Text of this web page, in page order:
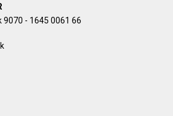
- 1645 0061 66